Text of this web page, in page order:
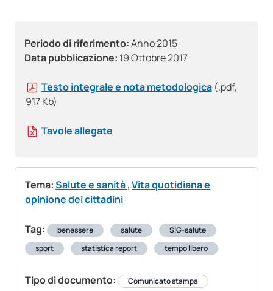
Periodo di riferimento:Anno 2015
Data pubblicazione: 19 Ottobre 2017
Testo integrale e nota metodologica (.pdf,
917 Kb)
Tavole allegate
Tema:Salute e sanità,Vita quotidiana e
opinione dei cittadini
Tag: benessere salute
SIG-salute
sport
statistica report tempo libero
Tipo di documento: Comunicato stampa